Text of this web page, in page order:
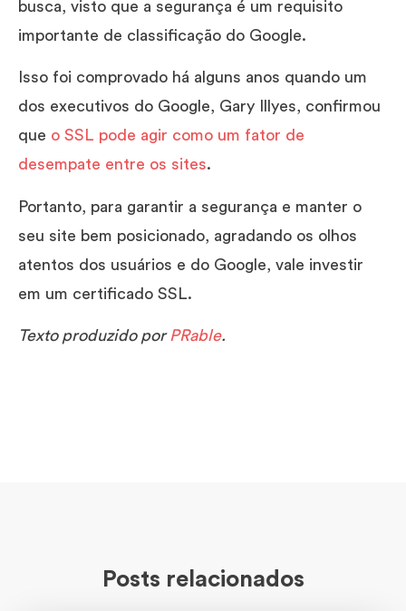
busca, visto que a segurança é um requisito
importante de classificação do Google.
Isso foi comprovado há alguns anos quando um
dos executivos do Google, Gary Illyes, confirmou
que o SSL pode agir como um fator de
desempate entre os sites.
Portanto, para garantir a segurança e manter o
seu site bem posicionado, agradando os olhos
atentos dos usuários e do Google, vale investir
em um certificado SSL.
Texto produzido por PRable.
Posts relacionados